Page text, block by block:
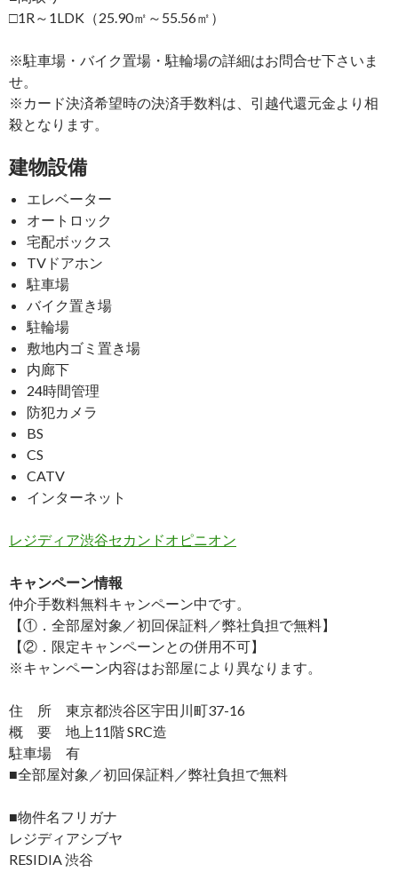
□1R～1LDK（25.90㎡～55.56㎡）
※駐車場・バイク置場・駐輪場の詳細はお問合せ下さいま
せ。
※カード決済希望時の決済手数料は、引越代還元金より相
殺となります。
建物設備
エレベーター
オートロック
宅配ボックス
TVドアホン
駐車場
バイク置き場
駐輪場
敷地内ゴミ置き場
内廊下
24時間管理
防犯カメラ
BS
CS
CATV
インターネット
レジディア渋谷セカンドオピニオン
キャンペーン情報
仲介手数料無料キャンペーン中です。
【①．全部屋対象／初回保証料／弊社負担で無料】
【②．限定キャンペーンとの併用不可】
※キャンペーン内容はお部屋により異なります。
住 所 東京都渋谷区宇田川町37-16
概 要 地上11階 SRC造
駐車場 有
■全部屋対象／初回保証料／弊社負担で無料
■物件名フリガナ
レジディアシブヤ
RESIDIA 渋谷